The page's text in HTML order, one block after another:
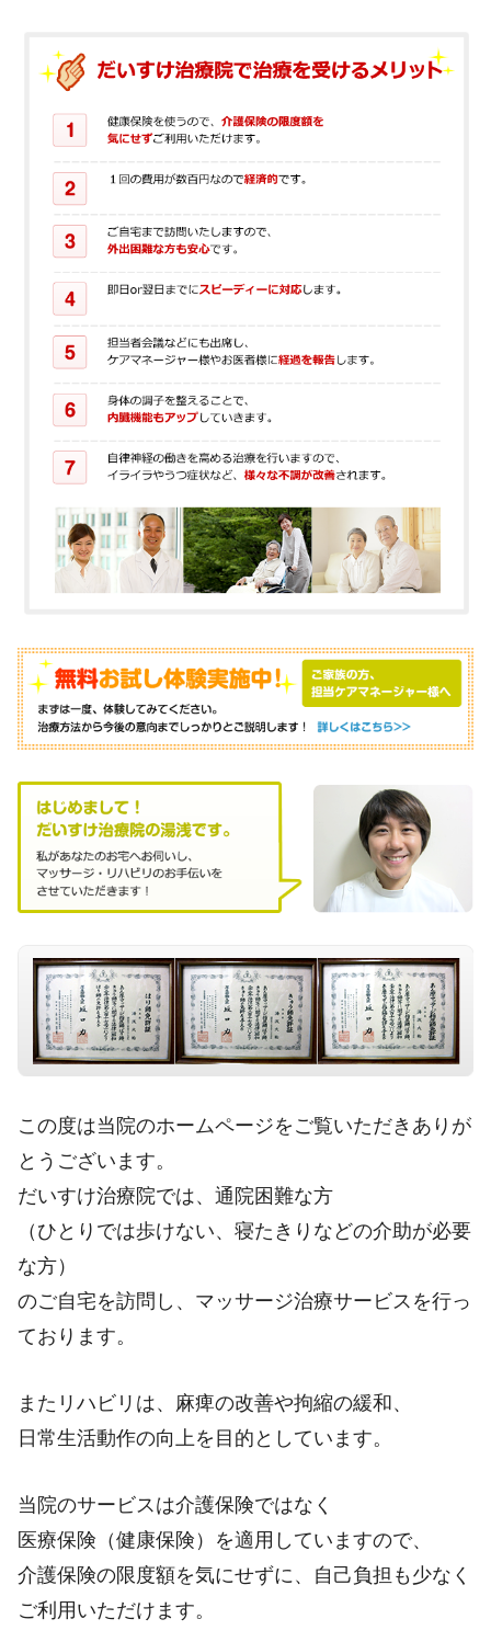
この度は当院のホームページをご覧いただきありが
とうございます。
だいすけ治療院では、通院困難な方
（ひとりでは歩けない、寝たきりなどの介助が必要
な方）
のご自宅を訪問し、マッサージ治療サービスを行っ
ております。
またリハビリは、麻痺の改善や拘縮の緩和、
日常生活動作の向上を目的としています。
当院のサービスは介護保険ではなく
医療保険（健康保険）を適用していますので、
介護保険の限度額を気にせずに、自己負担も少なく
ご利用いただけます。